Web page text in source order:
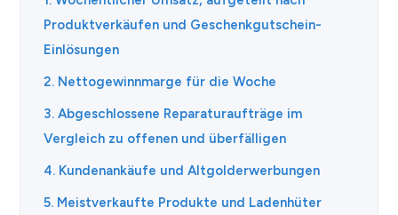
Produktverkäufen und Geschenkgutschein-
Einlösungen
2. Nettogewinnmarge für die Woche
3. Abgeschlossene Reparaturaufträge im
Vergleich zu offenen und überfälligen
4. Kundenankäufe und Altgolderwerbungen
5. Meistverkaufte Produkte und Ladenhüter